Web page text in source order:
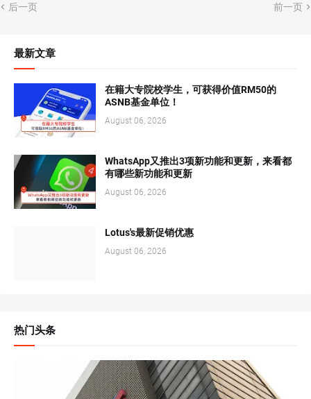
后一页 前一页
最新文章
在籍大专院校学生，可获得价值RM50的
ASNB基金单位！
August 06, 2026
WhatsApp又推出3项新功能和更新，来看都
有哪些新功能和更新
August 06, 2026
Lotus's最新促销优惠
August 06, 2026
热门头条